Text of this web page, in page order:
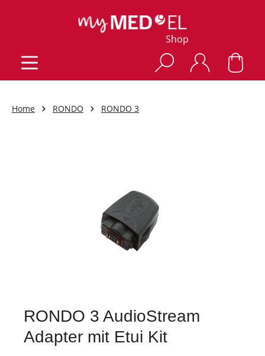
Shop
Home RONDO RONDO 3
RONDO 3 AudioStream
Adapter mit Etui Kit